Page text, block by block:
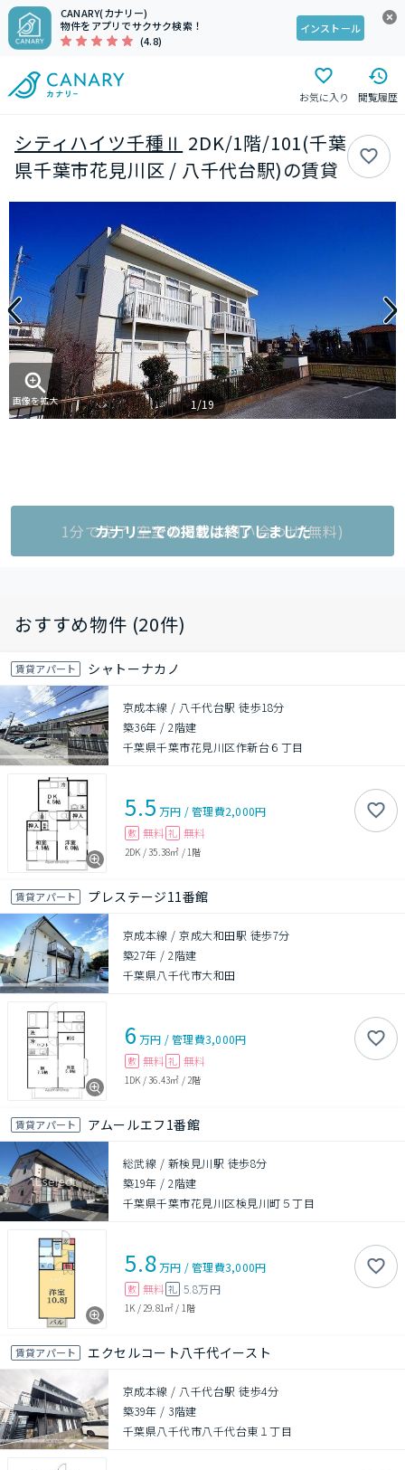
CANARY(カナリー)
物件をアプリでサクサク検索！
(4.8)
インストール
お気に入り 閲覧履歴
シティハイツ千種Ⅱ 2DK/1階/101(千葉
県千葉市花見川区 / 八千代台駅)の賃貸
画像を拡大 1/19
1分で完了!空室状況をお問い合わせ(無料)
カナリーでの掲載は終了しました
おすすめ物件 (20件)
賃貸アパート シャトーナカノ
京成本線 / 八千代台駅 徒歩18分
築36年 /2階建
千葉県千葉市花見川区作新台６丁目
5.5 万円 /管理費2,000円
敷 無料 礼 無料
2DK /35.38㎡ / 1階
賃貸アパート プレステージ11番館
京成本線 / 京成大和田駅 徒歩7分
築27年 /2階建
千葉県八千代市大和田
6 万円 /管理費3,000円
敷 無料 礼 無料
1DK /36.43㎡ / 2階
賃貸アパート アムールエフ1番館
総武線 / 新検見川駅 徒歩8分
築19年 /2階建
千葉県千葉市花見川区検見川町５丁目
5.8万円 /管理費3,000円
敷 無料 礼 5.8万円
1K / 29.81㎡ / 1階
賃貸アパート エクセルコート八千代イースト
京成本線 / 八千代台駅 徒歩4分
築39年 / 3階建
千葉県八千代市八千代台東１丁目